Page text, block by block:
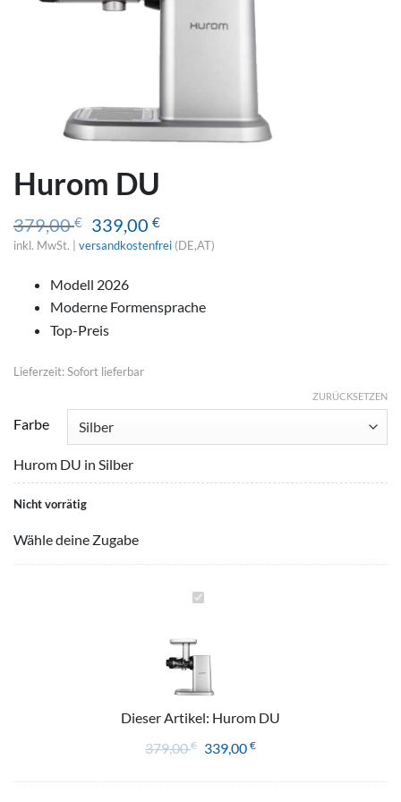
Hurom DU
379,00€
Ursprünglicher
Preis
379,00 €
339,00 €Aktueller
Preis
inkl. MwSt. | versandkostenfrei (DE,AT)
Modell 2026
Moderne Formensprache
Top-Preis
Lieferzeit: Sofort lieferbar
Farbe
ZURÜCKSETZEN
Hurom DU in Silber
Nicht vorrätig
Wähle deine Zugabe
Hurom
Dieser Artikel: Hurom DU
379,00€ 339,00 €